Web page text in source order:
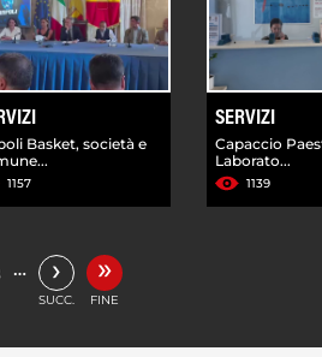
Basket, società e
1157
SERVIZI
Capaccio
Laborato...
1139
… ›
SUCC.
»
FINE